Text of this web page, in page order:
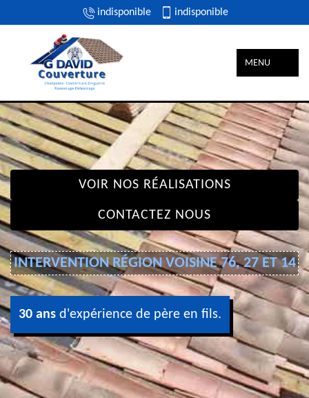
indisponible indisponible
MENU
VOIR NOS RÉALISATIONS
CONTACTEZ NOUS
INTERVENTION RÉGION VOISINE 76, 27 ET 14
30 ans d'expérience de père en fils.